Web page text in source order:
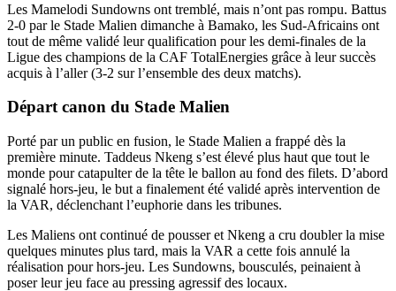
Les Mamelodi Sundowns ont tremblé, mais n’ont pas rompu. Battus
2-0 par le Stade Malien dimanche à Bamako, les Sud-Africains ont
tout de même validé leur qualification pour les demi-finales de la
Ligue des champions de la CAF TotalEnergies grâce à leur succès
acquis à l’aller (3-2 sur l’ensemble des deux matchs).
Départ canon du Stade Malien
Porté par un public en fusion, le Stade Malien a frappé dès la
première minute. Taddeus Nkeng s’est élevé plus haut que tout le
monde pour catapulter de la tête le ballon au fond des filets. D’abord
signalé hors-jeu, le but a finalement été validé après intervention de
la VAR, déclenchant l’euphorie dans les tribunes.
Les Maliens ont continué de pousser et Nkeng a cru doubler la mise
quelques minutes plus tard, mais la VAR a cette fois annulé la
réalisation pour hors-jeu. Les Sundowns, bousculés, peinaient à
poser leur jeu face au pressing agressif des locaux.